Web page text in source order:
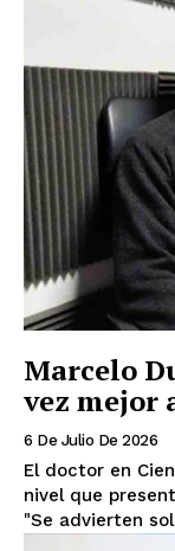
Marcelo
vez mejor
6 De Julio De 2026
El doctor en
nivel que
"Se advierten